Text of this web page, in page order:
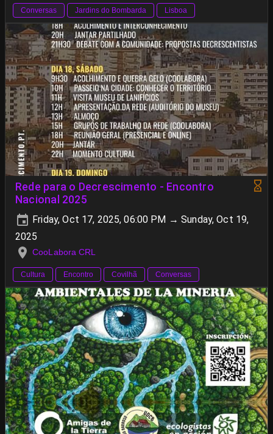
Conversas Jardins do Bombarda Lisboa
Rede para o Decrescimento - Encontro
Nacional 2025
Friday, Oct 17, 2025, 06:00 PM → Sunday, Oct 19,
2025
CooLabora CRL
Cultura Encontro Covilhã Conversas